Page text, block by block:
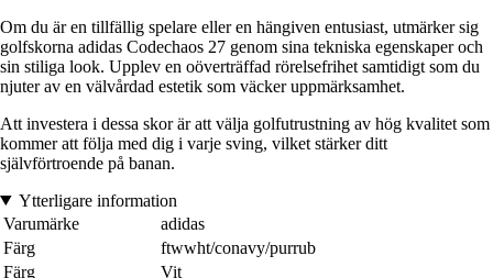
Om du är en tillfällig spelare eller en hängiven entusiast, utmärker sig
golfskorna adidas Codechaos 27 genom sina tekniska egenskaper och
sin stiliga look. Upplev en oöverträffad rörelsefrihet samtidigt som du
njuter av en välvårdad estetik som väcker uppmärksamhet.
Att investera i dessa skor är att välja golfutrustning av hög kvalitet som
kommer att följa med dig i varje sving, vilket stärker ditt
självförtroende på banan.
Ytterligare information
Varumärke
adidas
Färg
ftwwht/conavy/purrub
Färg
Vit